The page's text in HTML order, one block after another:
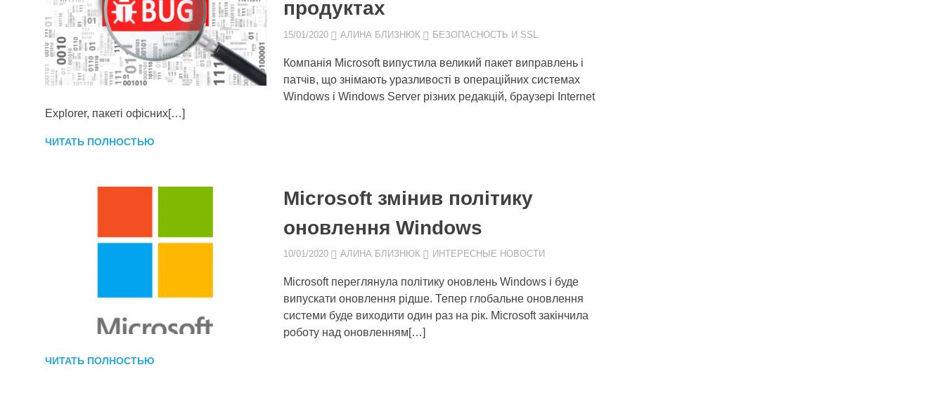
продуктах
15/01/2020 АЛИНА БЛИЗНЮК БЕЗОПАСНОСТЬ И SSL
Компанія Microsoft випустила великий пакет виправлень і
патчів, що знімають уразливості в операційних системах
Windows і Windows Server різних редакцій, браузері Internet
Explorer, пакеті офісних[…]
ЧИТАТЬ ПОЛНОСТЬЮ
Microsoft змінив політику
оновлення Windows
10/01/2020 АЛИНА БЛИЗНЮК ИНТЕРЕСНЫЕ НОВОСТИ
Microsoft переглянула політику оновлень Windows і буде
випускати оновлення рідше. Тепер глобальне оновлення
системи буде виходити один раз на рік. Microsoft закінчила
роботу над оновленням[…]
ЧИТАТЬ ПОЛНОСТЬЮ